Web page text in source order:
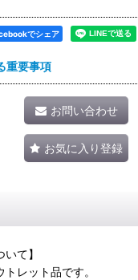
でシェア
重要事項
お問い合わせ
お気に入り登録
て】
レット品です。